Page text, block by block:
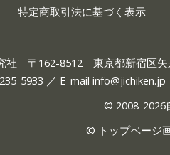
特定商取引法に基づく表示
社 〒162-8512 東京都新宿区矢
5933 ／ E-mail info@jichiken.jp
© 2008-2026
© トップページ